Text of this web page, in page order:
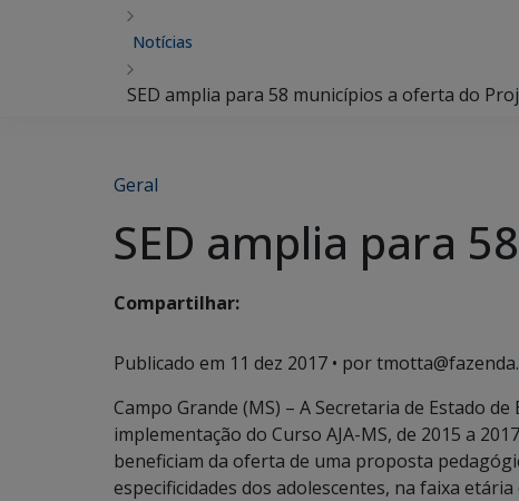
Notícias
SED amplia para 58 municípios a oferta do
Geral
SED amplia para
Compartilhar:
Publicado em 11 dez 2017 • por
Campo Grande (MS) – A Secretaria de Estado
implementação do Curso AJA-MS, de 2015 a
beneficiam da oferta de uma proposta
especificidades dos adolescentes, na faixa